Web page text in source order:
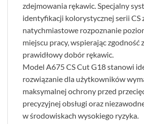
zdejmowania rękawic. Specjalny
identyfikacji kolorystycznej serii CS
natychmiastowe rozpoznanie
miejscu pracy, wspierając zgodność
prawidłowy dobór rękawic.
Model A675 CS Cut G18 stanowi
rozwiązanie dla użytkowników
maksymalnej ochrony przed
precyzyjnej obsługi oraz
w środowiskach wysokiego ryzyka.